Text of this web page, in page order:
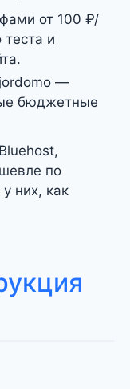
от 100 ₽/
и
—
бюджетные
по
них, как